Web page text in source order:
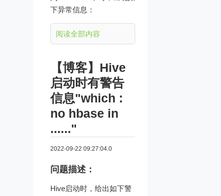
下异常信息：
阅读全部内容
【博客】Hive
启动时有警告
信息"which :
no hbase in
......"
2022-09-22 09:27:04.0
问题描述：
Hive启动时，给出如下警